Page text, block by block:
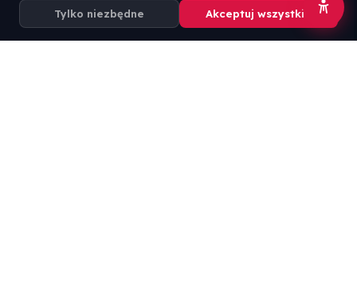
Tylko niezbędne
Akceptuj wszystkie